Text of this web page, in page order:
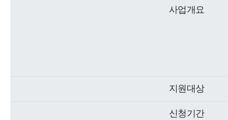
사업개요
지원대상
신청기간